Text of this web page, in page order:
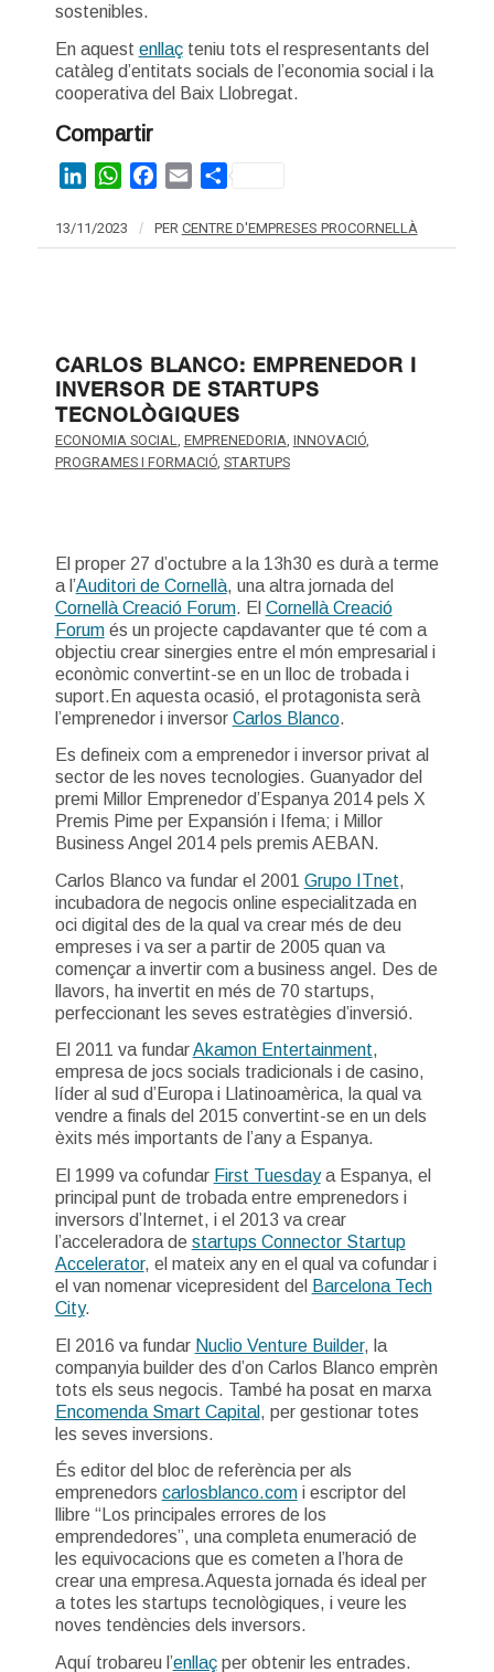
sostenibles.
En aquest enllaçteniu tots el respresentants del
catàleg d’entitats socials de l’economia social i la
cooperativa del Baix Llobregat.
Compartir
LinkedInWhatsAppFacebook
EmailShare
13/11/2023 / PER CENTRE D'EMPRESES PROCORNELLÀ
CARLOS BLANCO: EMPRENEDOR I
INVERSOR DE STARTUPS
TECNOLÒGIQUES
ECONOMIA SOCIAL EMPRENEDORIA INNOVACIÓ,
PROGRAMES I FORMACIÓ, STARTUPS
El proper 27 d’octubre a la 13h30 es durà a terme
a l’Auditori de Cornellà, una altra jornada del
Cornellà Creació Forum. El Cornellà Creació
Forumés un projecte capdavanter que té com a
objectiu crear sinergies entre el món empresarial i
econòmic convertint-se en un lloc de trobada i
suport.En aquesta ocasió, el protagonista serà
l’emprenedor i inversor Carlos Blanco.
Es defineix com a emprenedor i inversor privat al
sector de les noves tecnologies. Guanyador del
premi Millor Emprenedor d’Espanya 2014 pels X
Premis Pime per Expansión i Ifema; i Millor
Business Angel 2014 pels premis AEBAN.
Carlos Blanco va fundar el 2001 Grupo ITnet,
incubadora de negocis online especialitzada en
oci digital des de la qual va crear més de deu
empreses i va ser a partir de 2005 quan va
començar a invertir com a business angel. Des de
llavors, ha invertit en més de 70 startups,
perfeccionant les seves estratègies d’inversió.
El 2011 va fundarAkamon Entertainment,
empresa de jocs socials tradicionals i de casino,
líder al sud d’Europa i Llatinoamèrica, la qual va
vendre a finals del 2015 convertint-se en un dels
èxits més importants de l’any a Espanya.
El 1999 va cofundar First Tuesdaya Espanya, el
principal punt de trobada entre emprenedors i
inversors d’Internet, i el 2013 va crear
l’acceleradora de startups Connector Startup
Accelerator, el mateix any en el qual va cofundar i
el van nomenar vicepresident del Barcelona Tech
City.
El 2016 va fundar Nuclio Venture Builder, la
companyia builder des d’on Carlos Blanco emprèn
tots els seus negocis. També ha posat en marxa
Encomenda Smart Capital , per gestionar totes
les seves inversions.
És editor del bloc de referència per als
emprenedors carlosblanco.comi escriptor del
llibre “Los principales errores de los
emprendedores”, una completa enumeració de
les equivocacions que es cometen a l’hora de
crear una empresa.Aquesta jornada és ideal per
a totes les startups tecnològiques, i veure les
noves tendències dels inversors.
Aquí trobareu l’enllaçper obtenir les entrades.